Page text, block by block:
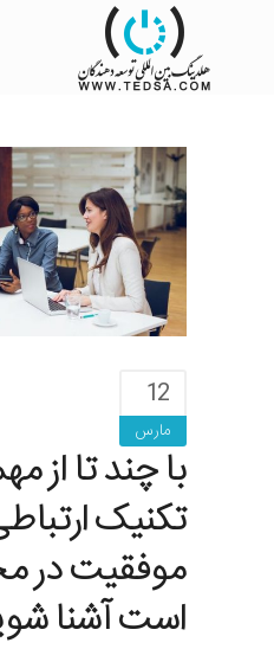
12
مارس
با چند تا از
تکنیک
موفقیت در
است آشنا